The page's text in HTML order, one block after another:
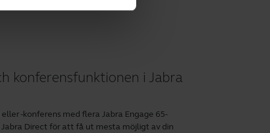
konferensfunktionen i Jabra
-konferens med flera Jabra Engage 65-
Jabra Direct för att få ut mesta möjligt av din